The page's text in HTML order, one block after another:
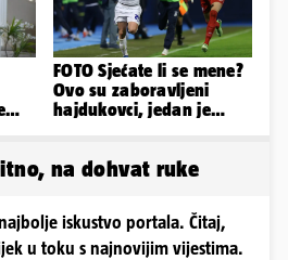
FOTO Sjećate li se mene?
Ovo su zaboravljeni
hajdukovci, jedan je
na dohvat ruke
iskustvo portala. Čitaj,
u toku s najnovijim vijestima.